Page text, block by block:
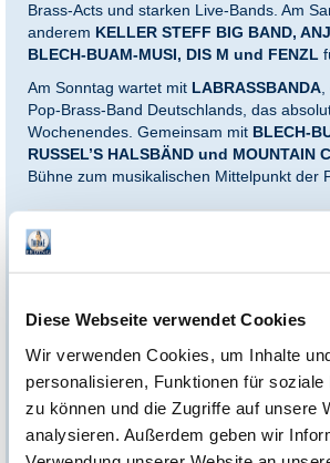
Diese Webseite verwendet Cookies
Wir verwenden Cookies, um Inhalte
personalisieren, Funktionen für soziale
zu können und die Zugriffe auf unsere
analysieren. Außerdem geben wir
Brass-Acts und starken Live-Bands. Am
anderem KELLER STEFF BIG BAND,
BLECH-BUAM-MUSI, DIS M und FENZL
Am Sonntag wartet mit LABRASSBANDA,
Pop-Brass-Band Deutschlands, das
Wochenendes. Gemeinsam mit BLECH-
RUSSEL’S HALSBÄND und MOUNTAIN
Bühne zum musikalischen Mittelpunkt der
*Einlösebedingungen:
Dieses Ticket ist ausschließlich gültig für
Barauszahlung ist ausgeschlossen. Das Ticket
Rabattaktionen kombinierbar.
vorbehalten. Nach Ablauf des genannten
Ticket seine Gültigkeit.
Es gelten zusätzlich die Allgemeinen
Therme Erding Service GmbH, einsehbar unter:
https://www.therme-erding.de/agb/agb-